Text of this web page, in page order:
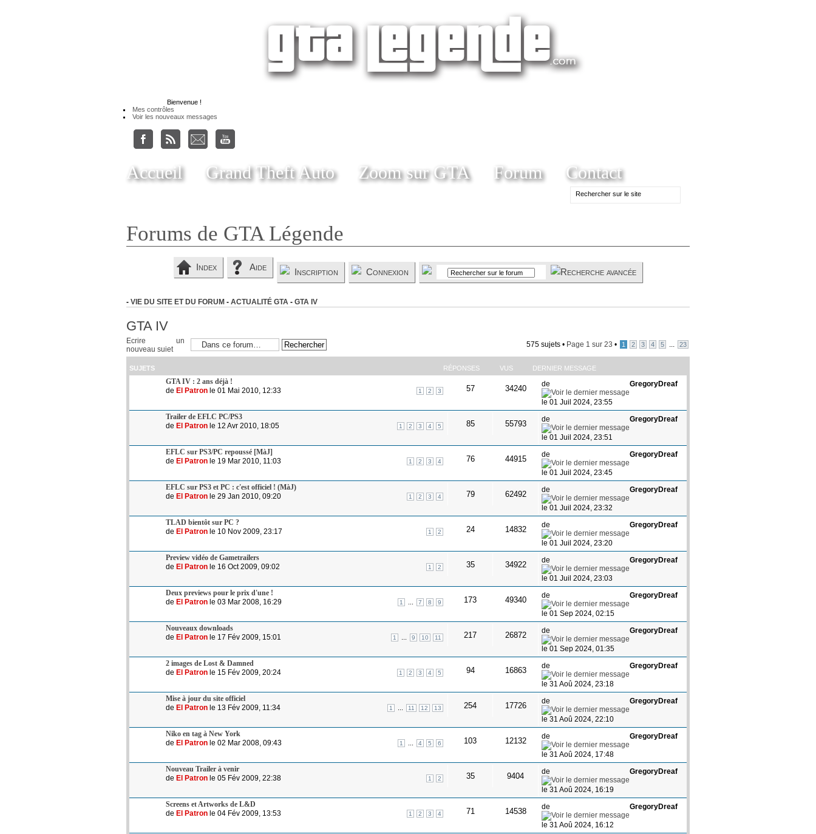
Bienvenue !
Mes contrôles
Voir les nouveaux messages
Accueil Grand Theft Auto Zoom sur GTA Forum Contact
Forums de GTA Légende
Index Aide Inscription Connexion
- VIE DU SITE ET DU FORUM - ACTUALITÉ GTA - GTA IV
GTA IV
Ecrire un
nouveau sujet
575 sujets • Page 1 sur 23 • 1 2 3 4 5 ... 23
SUJETS RÉPONSES VUS DERNIER MESSAGE
GTA IV : 2 ans déjà !
1 2 3
de El Patron le 01 Mai 2010, 12:33 57 34240 deGregoryDreaf
le 01 Juil 2024, 23:55
Trailer de EFLC PC/PS3
1 2 3 4 5
de El Patron le 12 Avr 2010, 18:05 85 55793 deGregoryDreaf
le 01 Juil 2024, 23:51
EFLC sur PS3/PC repoussé [MàJ]
1 2 3 4
de El Patron le 19 Mar 2010, 11:03 76 44915 deGregoryDreaf
le 01 Juil 2024, 23:45
EFLC sur PS3 et PC : c'est officiel ! (MàJ)
1 2 3 4
de El Patron le 29 Jan 2010, 09:20 79 62492 deGregoryDreaf
le 01 Juil 2024, 23:32
TLAD bientôt sur PC ?
1 2
de El Patron le 10 Nov 2009, 23:17 24 14832 deGregoryDreaf
le 01 Juil 2024, 23:20
Preview vidéo de Gametrailers
1 2
de El Patron le 16 Oct 2009, 09:02 35 34922 deGregoryDreaf
le 01 Juil 2024, 23:03
Deux previews pour le prix d'une !
1 7 8 9
de El Patron le 03 Mar 2008, 16:29 173 49340 deGregoryDreaf
le 01 Sep 2024, 02:15
Nouveaux downloads
1 9 10 11
de El Patron le 17 Fév 2009, 15:01 217 26872 deGregoryDreaf
le 01 Sep 2024, 01:35
2 images de Lost & Damned
1 2 3 4 5
de El Patron le 15 Fév 2009, 20:24 94 16863 deGregoryDreaf
le 31 Aoû 2024, 23:18
Mise à jour du site officiel
1 11 12 13
de El Patron le 13 Fév 2009, 11:34 254 17726 deGregoryDreaf
le 31 Aoû 2024, 22:10
Niko en tag à New York
1 4 5 6
de El Patron le 02 Mar 2008, 09:43 103 12132 deGregoryDreaf
le 31 Aoû 2024, 17:48
Nouveau Trailer à venir
1 2
de El Patron le 05 Fév 2009, 22:38 35 9404 deGregoryDreaf
le 31 Aoû 2024, 16:19
Screens et Artworks de L&D
1 2 3 4
de El Patron le 04 Fév 2009, 13:53 71 14538 deGregoryDreaf
le 31 Aoû 2024, 16:12